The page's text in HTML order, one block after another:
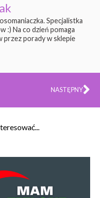
Specjalistka
:) Na co dzień pomaga
porady w sklepie
NASTĘPNY